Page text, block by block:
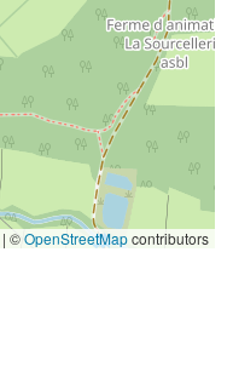
| ©OpenStreetMapcontributors